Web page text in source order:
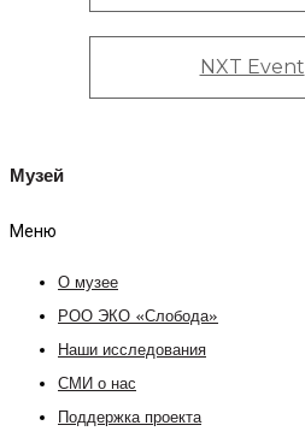
NXT Event
Музей
Меню
О музее
РОО ЭКО «Слобода»
Наши исследования
СМИ о нас
Поддержка проекта